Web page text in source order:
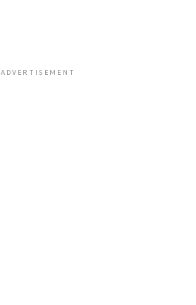
ADVERTISEMENT